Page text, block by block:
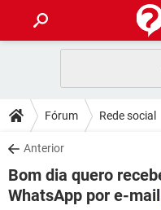
CELULAR
OUTLOOK
INSTAGRAM
GUIA DE COMPRAS
DICAS
JOGOS
OUTLOOK
DOWNLOADS
JOGOS
CELULAR
FÓRUM
Fórum Rede social
Anterior
Bom dia quero
WhatsApp por e-mail